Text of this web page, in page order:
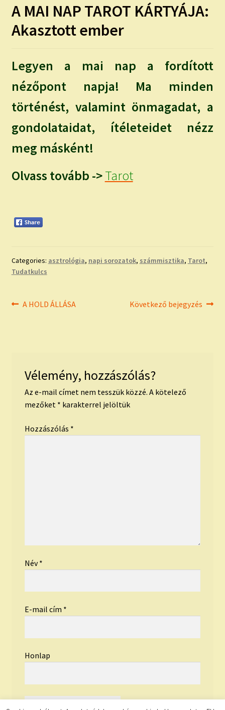
A MAI NAP TAROT KÁRTYÁJA:
Akasztott ember
Legyen a mai nap a fordított
nézőpont napja! Ma minden
történést, valamint önmagadat, a
gondolataidat, ítéleteidet nézz
meg másként!
Olvass tovább ->Tarot
Categories: asztrológia, napi sorozatok, számmisztika, Tarot,
Tudatkulcs
Bejegyzés
Previous
A HOLD ÁLLÁSA
Next
Következő bejegyzés
Vélemény, hozzászólás?
Az e-mail címet nem tesszük közzé. A kötelező
mezőket * karakterrel jelöltük
Hozzászólás *
Név*
E-mail cím *
Honlap